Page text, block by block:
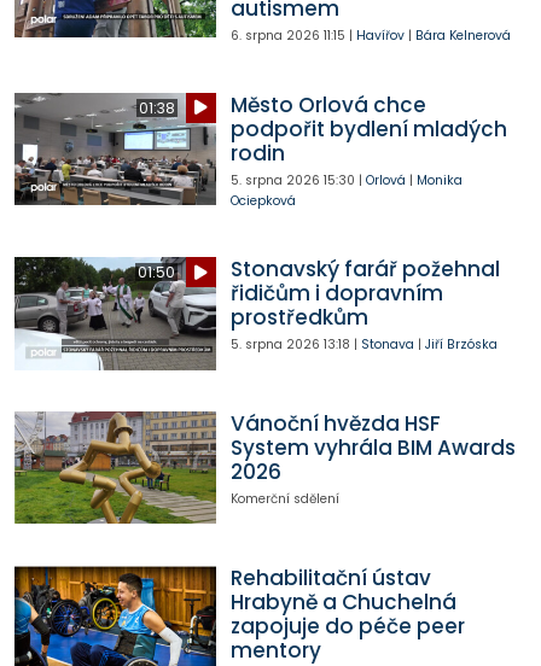
autismem
6. srpna 2026 11:15 | Havířov| Bára Kelnerová
01:38
Město Orlová chce
podpořit bydlení mladých
rodin
5. srpna 2026 15:30 | Orlová | Monika
Ociepková
01:50
Stonavský farář požehnal
řidičům i dopravním
prostředkům
5. srpna 2026 13:18 | Stonava | Jiří Brzóska
Vánoční hvězda HSF
System vyhrála BIM Awards
2026
Komerční sdělení
Rehabilitační ústav
Hrabyně a Chuchelná
zapojuje do péče peer
mentory